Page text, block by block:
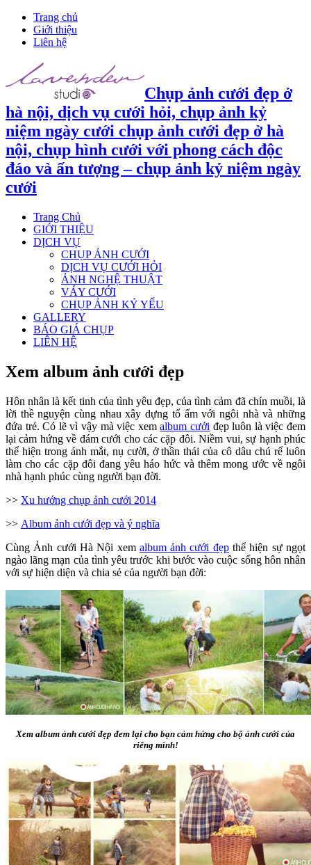
Trang chủ
Giới thiệu
Liên hệ
Chụp ảnh cưới đẹp ở
hà nội, dịch vụ cưới hỏi, chụp ảnh kỷ
niệm ngày cưới chụp ảnh cưới đẹp ở hà
nội, chụp hình cưới với phong cách độc
đáo và ấn tượng – chụp ảnh kỷ niệm ngày
cưới
Trang Chủ
GIỚI THIỆU
DỊCH VỤ
CHỤP ẢNH CƯỚI
DỊCH VỤ CƯỚI HỎI
ẢNH NGHỆ THUẬT
VÁY CƯỚI
CHỤP ẢNH KỶ YẾU
GALLERY
BÁO GIÁ CHỤP
LIÊN HỆ
Xem album ảnh cưới đẹp
Hôn nhân là kết tinh của tình yêu đẹp, của tình cảm đã chín muồi, là
lời thề nguyện cùng nhau xây dựng tổ ấm với ngôi nhà và những
đứa trẻ. Có lẽ vì vậy mà việc xemalbum cưới đẹp luôn là việc đem
lại cảm hứng về đám cưới cho các cặp đôi. Niềm vui, sự hạnh phúc
thể hiện trong ánh mắt, nụ cười, ở thần thái của cô dâu chú rể luôn
làm cho các cặp đôi đang yêu háo hức và thêm mong ước về ngôi
nhà hạnh phúc cùng người bạn đời.
>> Xu hướng chụp ảnh cưới 2014
>> Album ảnh cưới đẹp và ý nghĩa
Cùng Ảnh cưới Hà Nội xem album ảnh cưới đẹpthể hiện sự ngọt
ngào lãng mạn của tình yêu trước khi bước vào cuộc sống hôn nhân
với sự hiện diện và chia sẻ của người bạn đời:
Xem album ảnh cưới đẹp đem lại cho bạn cảm hứng cho bộ ảnh cưới của
riêng mình!